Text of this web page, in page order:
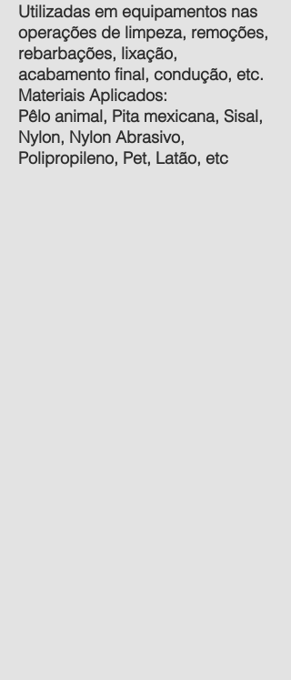
Utilizadas em equipamentos nas
operações de limpeza, remoções,
rebarbações, lixação,
acabamento final, condução, etc.
Materiais Aplicados:
Pêlo animal, Pita mexicana, Sisal,
Nylon, Nylon Abrasivo,
Polipropileno, Pet, Latão, etc